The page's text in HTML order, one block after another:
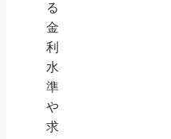
る
金
利
水
準
や
求